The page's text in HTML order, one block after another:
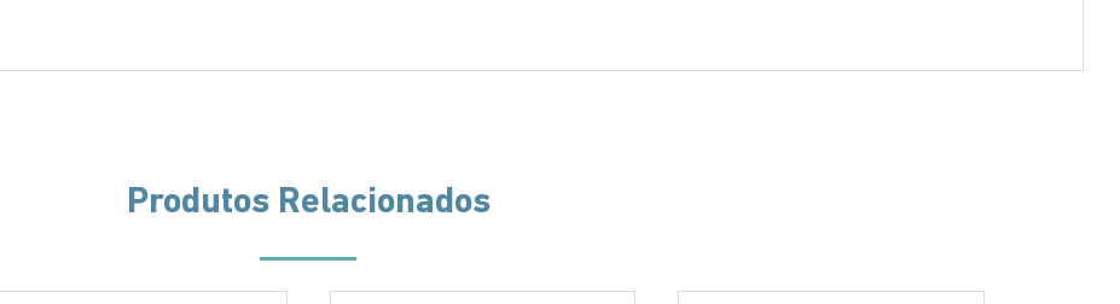
Produtos Relacionados